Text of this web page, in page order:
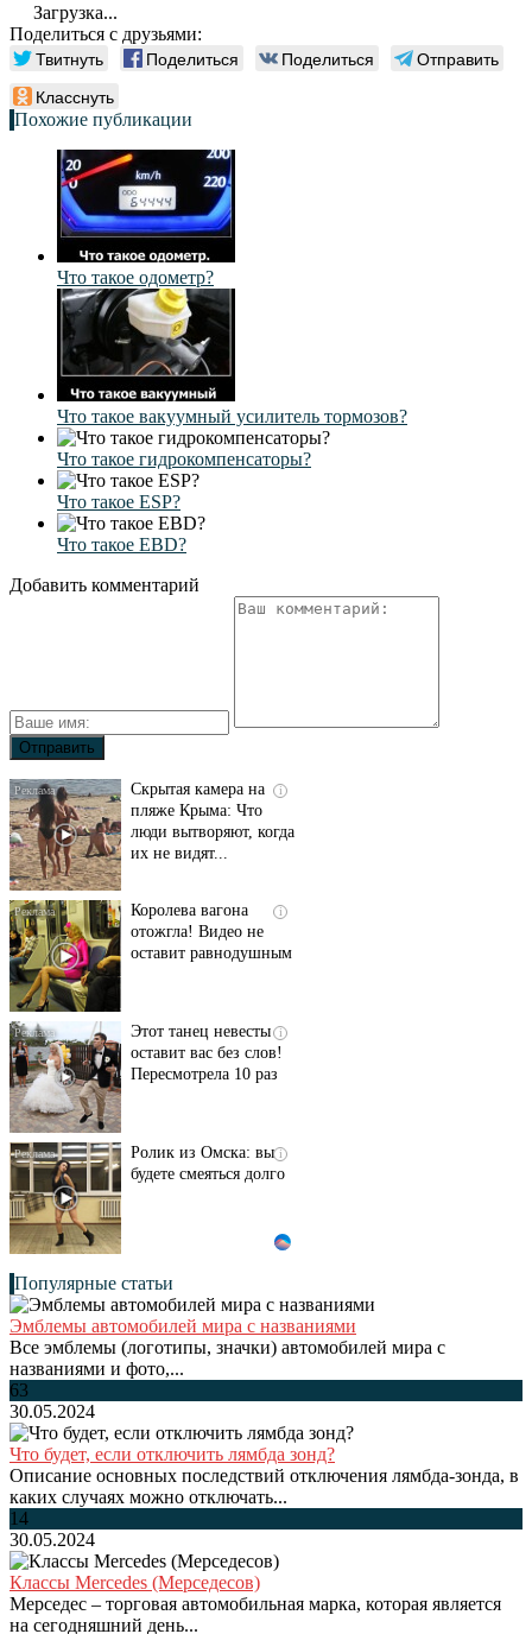
Загрузка...
Поделиться с друзьями:
Твитнуть Поделиться Поделиться
Отправить
Класснуть
Похожие публикации
Что такое одометр?
Что такое вакуумный усилитель тормозов?
Что такое гидрокомпенсаторы?
Что такое ESP?
Что такое EBD?
Добавить комментарий
i
Скрытая камера на
пляже Крыма: Что
люди вытворяют, когда
их не видят...
i
Королева вагона
отожгла! Видео не
оставит равнодушным
i
Этот танец невесты
оставит вас без слов!
Пересмотрела 10 раз
i
Ролик из Омска: вы
будете смеяться долго
Популярные статьи
Эмблемы автомобилей мира с названиями
Все эмблемы (логотипы, значки) автомобилей мира с
названиями и фото,...
63
30.05.2024
Что будет, если отключить лямбда зонд?
Описание основных последствий отключения лямбда-зонда, в
каких случаях можно отключать...
14
30.05.2024
Классы Mercedes (Мерседесов)
Мерседес – торговая автомобильная марка, которая является
на сегодняшний день...